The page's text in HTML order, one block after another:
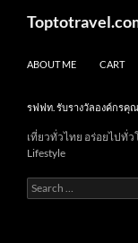
ABOUT ME CART
รฟฟท. รับรางวัลองค์กรคุ
เที่ยวทั่วไทย อร่อยไปทั่ว
Lifestyle
Search
for: